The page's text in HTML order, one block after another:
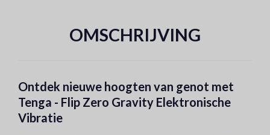
OMSCHRIJVING
Ontdek nieuwe hoogten van genot met
Tenga - Flip Zero Gravity Elektronische
Vibratie